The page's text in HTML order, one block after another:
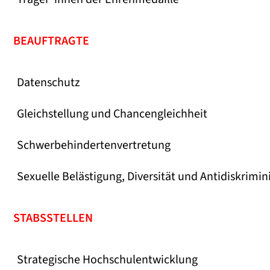
BEAUFTRAGTE
Datenschutz
Gleichstellung und Chancengleichheit
Schwerbehindertenvertretung
Sexuelle Belästigung, Diversität und
STABSSTELLEN
Strategische Hochschulentwicklung